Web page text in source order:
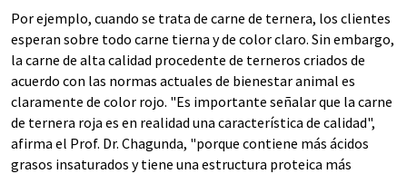
Por ejemplo, cuando se trata de carne de ternera, los clientes
esperan sobre todo carne tierna y de color claro. Sin embargo,
la carne de alta calidad procedente de terneros criados de
acuerdo con las normas actuales de bienestar animal es
claramente de color rojo. "Es importante señalar que la carne
de ternera roja es en realidad una característica de calidad",
afirma el Prof. Dr. Chagunda, "porque contiene más ácidos
grasos insaturados y tiene una estructura proteica más